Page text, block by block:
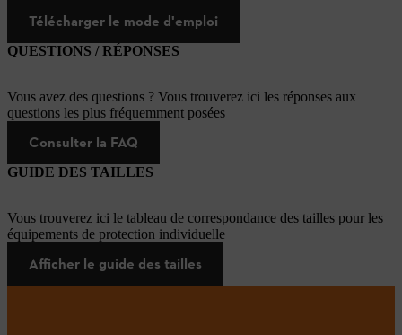
Télécharger le mode d'emploi
QUESTIONS / RÉPONSES
Vous avez des questions ? Vous trouverez ici les réponses aux
questions les plus fréquemment posées
Consulter la FAQ
GUIDE DES TAILLES
Vous trouverez ici le tableau de correspondance des tailles pour les
équipements de protection individuelle
Afficher le guide des tailles